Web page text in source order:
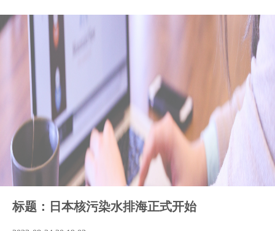
yj9575送给《光的背面》一个M78星云:逝者如斯夫，不舍星云
yj9574送给《光的背面》一个M78星云:逝者如斯夫，不舍星云
yj9067送给《顶级豪奢》一个M78星云:逝者如斯夫，不舍星云
梵地高送给《须尽欢》一个M78星云:逝者如斯夫，不舍星云
标题：日本核污染水排海正式开始